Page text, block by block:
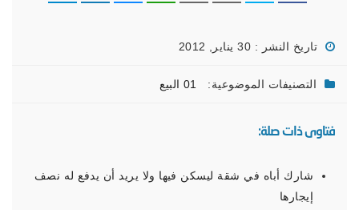
تاريخ النشر : 30 يناير, 2012
التصنيفات الموضوعية: 01 البيع
فتاوى ذات صلة:
شارك أباه في شقة ليسكن فيها ولا يريد أن يدفع له نصف
إيجارها